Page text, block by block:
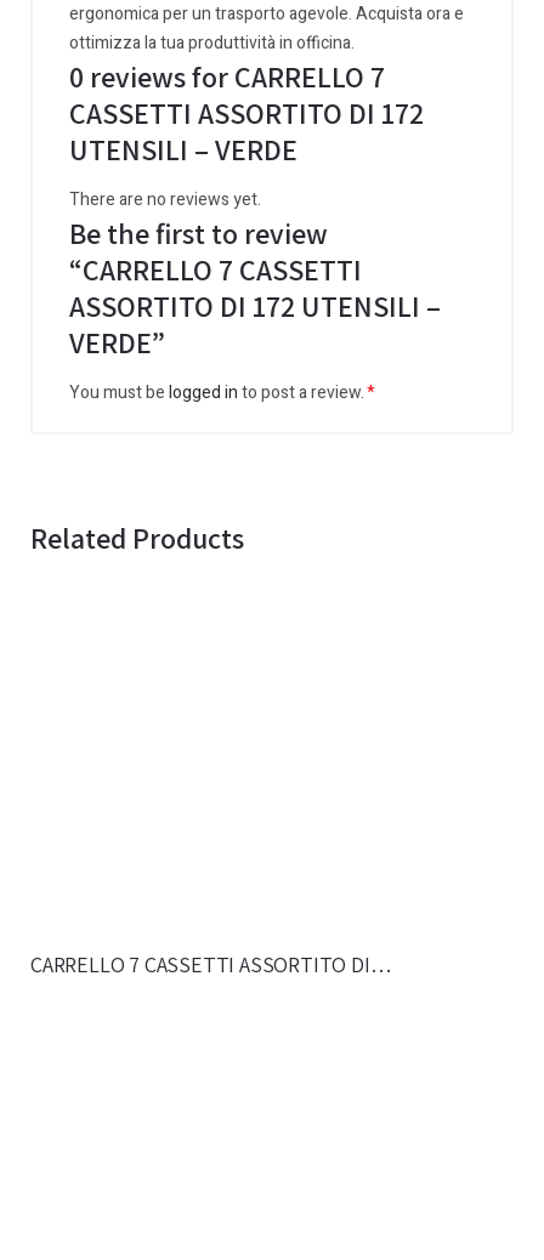
ergonomica per un trasporto agevole. Acquista ora e
ottimizza la tua produttività in officina.
0 reviews for CARRELLO 7
CASSETTI ASSORTITO DI 172
UTENSILI – VERDE
There are no reviews yet.
Be the first to review
“CARRELLO 7 CASSETTI
ASSORTITO DI 172 UTENSILI –
VERDE”
You must belogged into post a review.
Related Products
CARRELLO 7 CASSETTI ASSORTITO DI…